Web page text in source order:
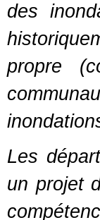
des
propre
Les
un projet